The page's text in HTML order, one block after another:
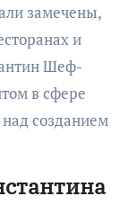
замечены,
и
Шеф-
в сфере
над созданием